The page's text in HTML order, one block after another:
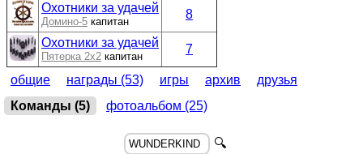
Охотники за удачей
Домино-5 капитан
8
Охотники за удачей
Пятерка 2x2 капитан
7
общие награды (53) игры архив
друзья
Команды (5)
фотоальбом (25)
🔍